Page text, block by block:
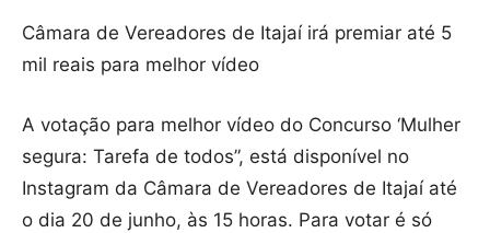
Câmara de Vereadores de Itajaí irá premiar até 5
mil reais para melhor vídeo
A votação para melhor vídeo do Concurso ‘Mulher
segura: Tarefa de todos”, está disponível no
Instagram da Câmara de Vereadores de Itajaí até
o dia 20 de junho, às 15 horas. Para votar é só